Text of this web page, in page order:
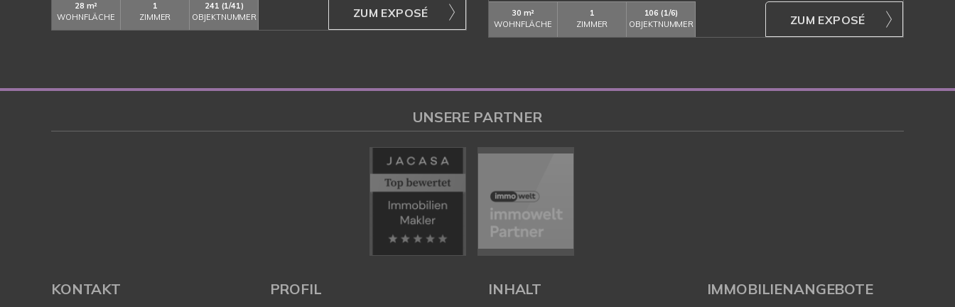
28 m²
WOHNFLÄCHE
1
ZIMMER
241 (1/41)
OBJEKTNUMMER
ZUM EXPOSÉ
30 m²
WOHNFLÄCHE
1
ZIMMER
106 (1/6)
OBJEKTNUMMER
ZUM EXPOSÉ
UNSERE PARTNER
KONTAKT PROFIL INHALT IMMOBILIENANGEBOTE